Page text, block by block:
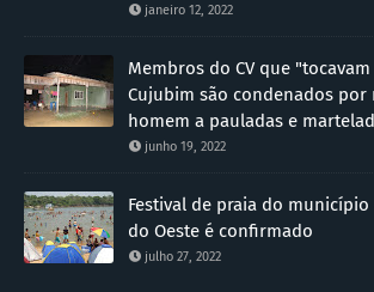
janeiro 12, 2022
Membros do CV que
Cujubim são condenados por
homem a pauladas e
junho 19, 2022
Festival de praia do
do Oeste é confirmado
julho 27, 2022